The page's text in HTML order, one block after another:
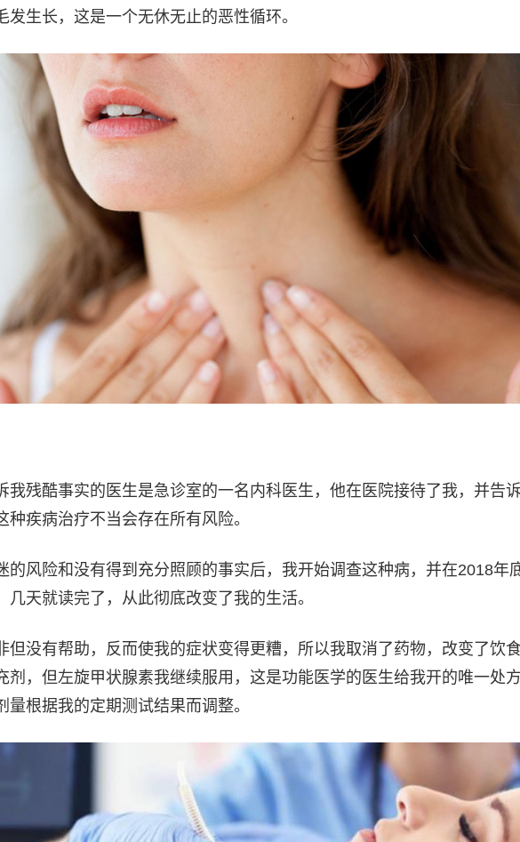
发生长，这是一个无休无止的恶性循环。
我残酷事实的医生是急诊室的一名内科医生，他在医院接待了我，并告诉
种疾病治疗不当会存在所有风险。
的风险和没有得到充分照顾的事实后，我开始调查这种病，并在2018年
几天就读完了，从此彻底改变了我的生活。
但没有帮助，反而使我的症状变得更糟，所以我取消了药物，改变了饮食
剂，但左旋甲状腺素我继续服用，这是功能医学的医生给我开的唯一处
量根据我的定期测试结果而调整。